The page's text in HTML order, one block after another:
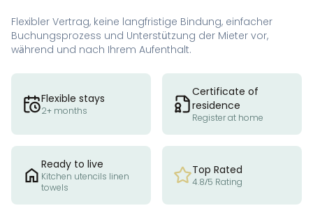
Flexibler Vertrag, keine langfristige Bindung, einfacher
Buchungsprozess und Unterstützung der Mieter vor,
während und nach Ihrem Aufenthalt.
Flexible stays
2+ months
Certificate of
residence
Register at home
Ready to live
Kitchen utencils linen
towels
Top Rated
4.8/5 Rating